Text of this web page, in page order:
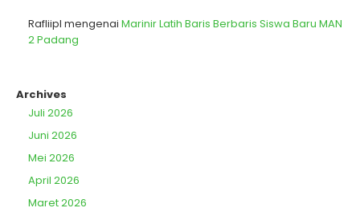
Rafliipl mengenai Marinir Latih Baris Berbaris Siswa Baru MAN
2 Padang
Archives
Juli 2026
Juni 2026
Mei 2026
April 2026
Maret 2026